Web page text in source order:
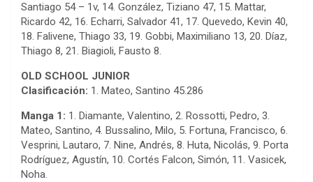
Santiago 54 – 1v, 14. González, Tiziano 47, 15. Mattar,
Ricardo 42, 16. Echarri, Salvador 41, 17. Quevedo, Kevin 40,
18. Falivene, Thiago 33, 19. Gobbi, Maximiliano 13, 20. Díaz,
Thiago 8, 21. Biagioli, Fausto 8.
OLD SCHOOL JUNIOR
Clasificación: 1. Mateo, Santino 45.286
Manga 1: 1. Diamante, Valentino, 2. Rossotti, Pedro, 3.
Mateo, Santino, 4. Bussalino, Milo, 5. Fortuna, Francisco, 6.
Vesprini, Lautaro, 7. Nine, Andrés, 8. Huta, Nicolás, 9. Porta
Rodríguez, Agustín, 10. Cortés Falcon, Simón, 11. Vasicek,
Noha.